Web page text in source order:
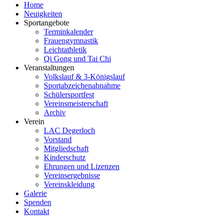
Home
Neuigkeiten
Sportangebote
Terminkalender
Frauengymnastik
Leichtathletik
Qi Gong und Tai Chi
Veranstaltungen
Volkslauf & 3-Königslauf
Sportabzeichenabnahme
Schülersportfest
Vereinsmeisterschaft
Archiv
Verein
LAC Degerloch
Vorstand
Mitgliedschaft
Kinderschutz
Ehrungen und Lizenzen
Vereinsergebnisse
Vereinskleidung
Galerie
Spenden
Kontakt